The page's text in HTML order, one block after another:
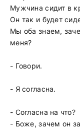
Мужчина сидит в
Он так и будет
Мы оба знаем,
меня?
- Говори.
- Я согласна.
- Согласна на что?
- Боже, зачем он